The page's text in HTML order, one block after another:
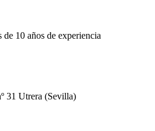
de 10 años de experiencia
31 Utrera (Sevilla)